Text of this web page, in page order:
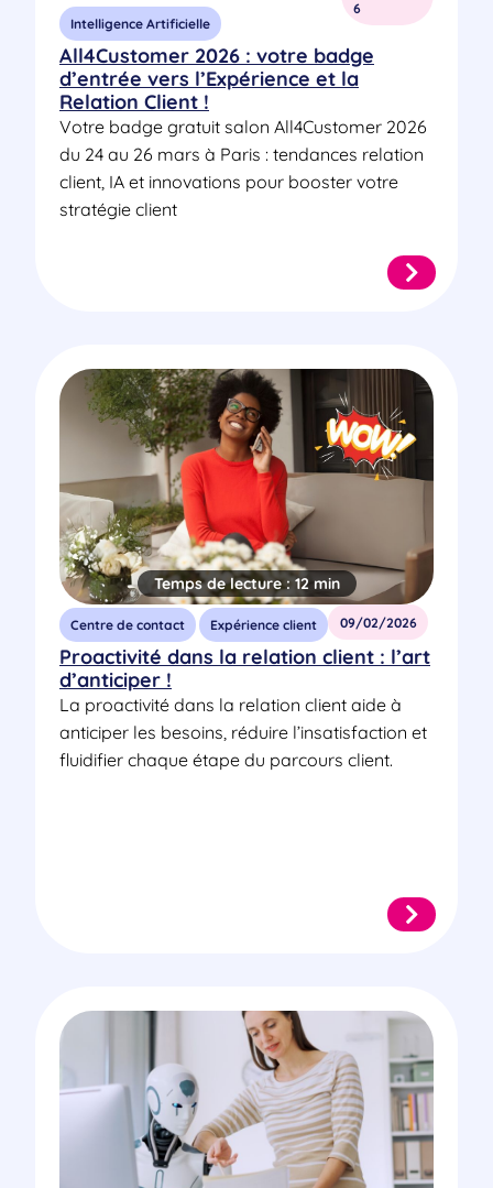
Intelligence Artificielle
6
All4Customer 2026 : votre badge
d’entrée vers l’Expérience et la
Relation Client !
Votre badge gratuit salon All4Customer 2026
du 24 au 26 mars à Paris : tendances relation
client, IA et innovations pour booster votre
stratégie client
Temps de lecture : 12 min
Centre de contact Expérience client 09/02/2026
Proactivité dans la relation client : l’art
d’anticiper !
La proactivité dans la relation client aide à
anticiper les besoins, réduire l’insatisfaction et
fluidifier chaque étape du parcours client.